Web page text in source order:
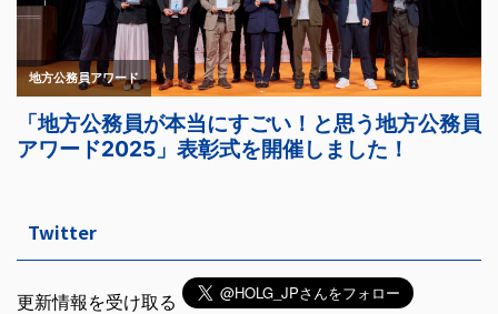
Twitter
更新情報を受け取る